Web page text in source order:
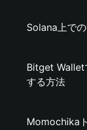
Solana上で
Bitget Wallet
する方法
Momochika